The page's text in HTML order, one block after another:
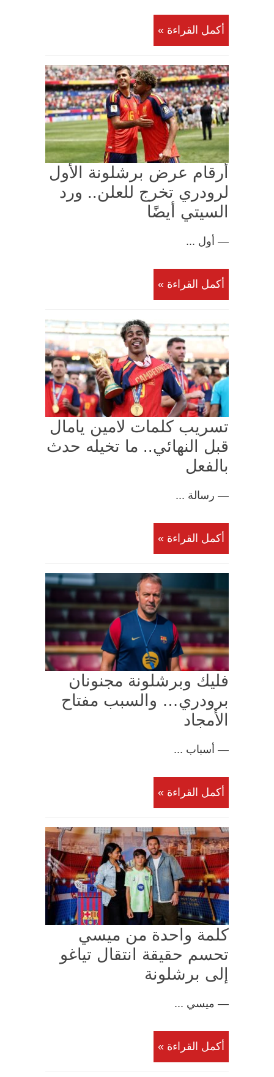
أكمل القراءة »
أرقام عرض برشلونة الأول
لرودري تخرج للعلن.. ورد
السيتي أيضًا
— أول ...
أكمل القراءة »
تسريب كلمات لامين يامال
قبل النهائي.. ما تخيله حدث
بالفعل
— رسالة ...
أكمل القراءة »
فليك وبرشلونة مجنونان
برودري… والسبب مفتاح
الأمجاد
— أسباب ...
أكمل القراءة »
كلمة واحدة من ميسي
تحسم حقيقة انتقال تياغو
إلى برشلونة
— ميسي ...
أكمل القراءة »